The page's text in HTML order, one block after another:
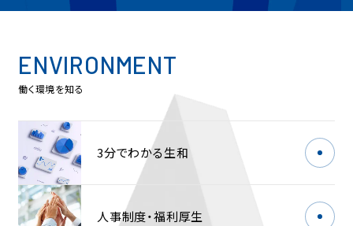
ENVIRONMENT
働く環境を知る
3分でわかる生和
人事制度・福利厚生